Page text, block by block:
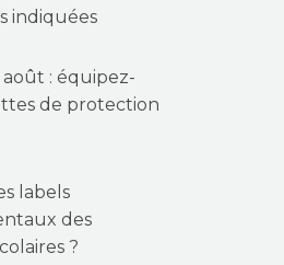
indiquées
août : équipez-
de protection
labels
des
?